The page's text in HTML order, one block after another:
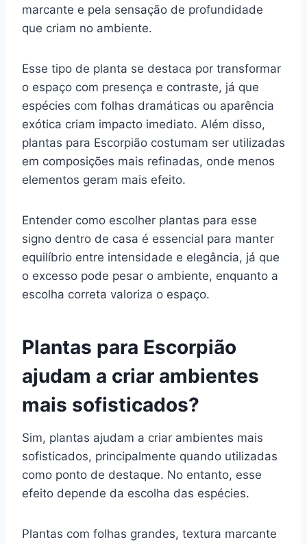
marcante e pela sensação de profundidade
que criam no ambiente.
Esse tipo de planta se destaca por transformar
o espaço com presença e contraste, já que
espécies com folhas dramáticas ou aparência
exótica criam impacto imediato. Além disso,
plantas para Escorpião costumam ser utilizadas
em composições mais refinadas, onde menos
elementos geram mais efeito.
Entender como escolher plantas para esse
signo dentro de casa é essencial para manter
equilíbrio entre intensidade e elegância, já que
o excesso pode pesar o ambiente, enquanto a
escolha correta valoriza o espaço.
Plantas para Escorpião
ajudam a criar ambientes
mais sofisticados?
Sim, plantas ajudam a criar ambientes mais
sofisticados, principalmente quando utilizadas
como ponto de destaque. No entanto, esse
efeito depende da escolha das espécies.
Plantas com folhas grandes, textura marcante